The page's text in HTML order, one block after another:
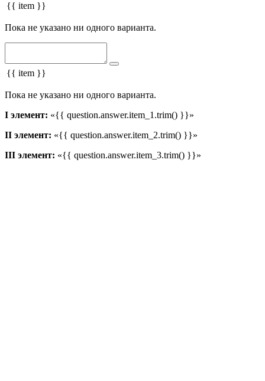
{{ item }}
Пока не указано ни одного варианта.
{{ item }}
Пока не указано ни одного варианта.
I элемент: «{{ question.answer.item_1.trim() }}»
II элемент: «{{ question.answer.item_2.trim() }}»
III элемент: «{{ question.answer.item_3.trim() }}»